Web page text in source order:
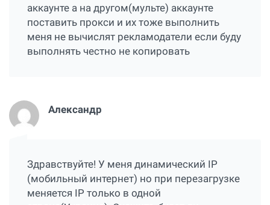
аккаунте а на другом(мульте) аккаунте
поставить прокси и их тоже выполнить
меня не вычислят рекламодатели если буду
выполнять честно не копировать
Александр
Здравствуйте! У меня динамический IP
(мобильный интернет) но при перезагрузке
меняется IP только в одной